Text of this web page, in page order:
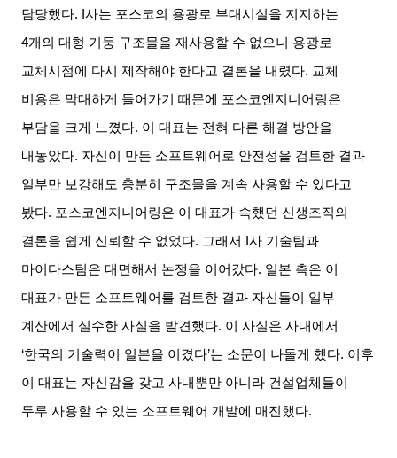
담당했다. I사는 포스코의 용광로 부대시설을 지지하는
4개의 대형 기둥 구조물을 재사용할 수 없으니 용광로
교체시점에 다시 제작해야 한다고 결론을 내렸다. 교체
비용은 막대하게 들어가기 때문에 포스코엔지니어링은
부담을 크게 느꼈다. 이 대표는 전혀 다른 해결 방안을
내놓았다. 자신이 만든 소프트웨어로 안전성을 검토한 결과
일부만 보강해도 충분히 구조물을 계속 사용할 수 있다고
봤다. 포스코엔지니어링은 이 대표가 속했던 신생조직의
결론을 쉽게 신뢰할 수 없었다. 그래서 I사 기술팀과
마이다스팀은 대면해서 논쟁을 이어갔다. 일본 측은 이
대표가 만든 소프트웨어를 검토한 결과 자신들이 일부
계산에서 실수한 사실을 발견했다. 이 사실은 사내에서
‘한국의 기술력이 일본을 이겼다’는 소문이 나돌게 했다. 이후
이 대표는 자신감을 갖고 사내뿐만 아니라 건설업체들이
두루 사용할 수 있는 소프트웨어 개발에 매진했다.